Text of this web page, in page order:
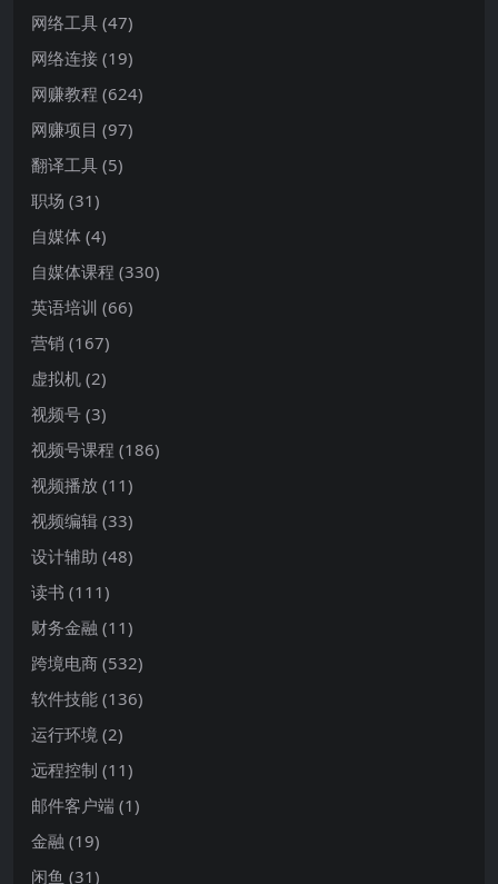
网络工具 (47)
网络连接 (19)
网赚教程 (624)
网赚项目 (97)
翻译工具 (5)
职场 (31)
自媒体 (4)
自媒体课程 (330)
英语培训 (66)
营销 (167)
虚拟机 (2)
视频号 (3)
视频号课程 (186)
视频播放 (11)
视频编辑 (33)
设计辅助 (48)
读书 (111)
财务金融 (11)
跨境电商 (532)
软件技能 (136)
运行环境 (2)
远程控制 (11)
邮件客户端 (1)
金融 (19)
闲鱼 (31)